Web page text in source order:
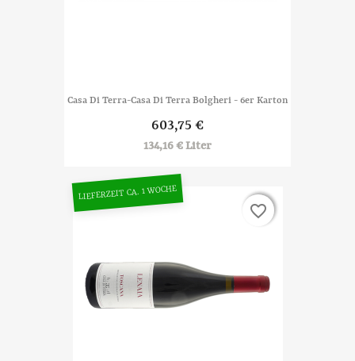
Casa Di Terra-Casa Di Terra Bolgheri - 6er Karton
603,75 €
134,16 € Liter
LIEFERZEIT CA. 1 WOCHE
favorite_border
favorite_border